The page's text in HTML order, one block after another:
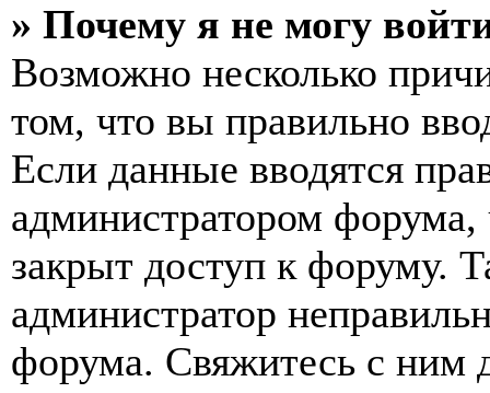
» Почему я не могу
Возможно несколько
том, что вы правильно
Если данные вводятся
администратором
закрыт доступ к форуму.
администратор
форума. Свяжитесь с ним